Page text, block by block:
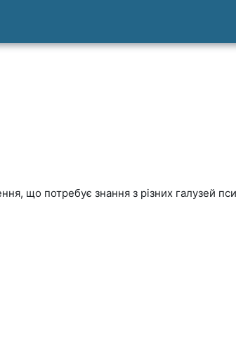
що потребує знання з різних галузей